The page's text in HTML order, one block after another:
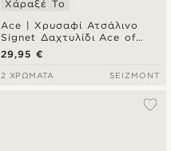
Ace | Χρυσαφί Ατσάλινο
Signet Δαχτυλίδι Ace of
Spades
Χάραξέ Το
29,95 €
2 ΧΡΏΜΑΤΑ SEIZMONT